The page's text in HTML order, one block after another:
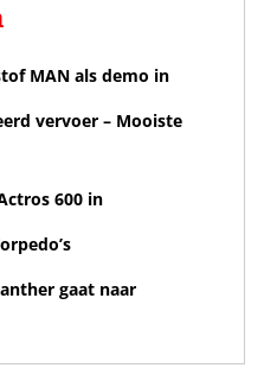
MAN als demo in
vervoer – Mooiste
600 in
gaat naar